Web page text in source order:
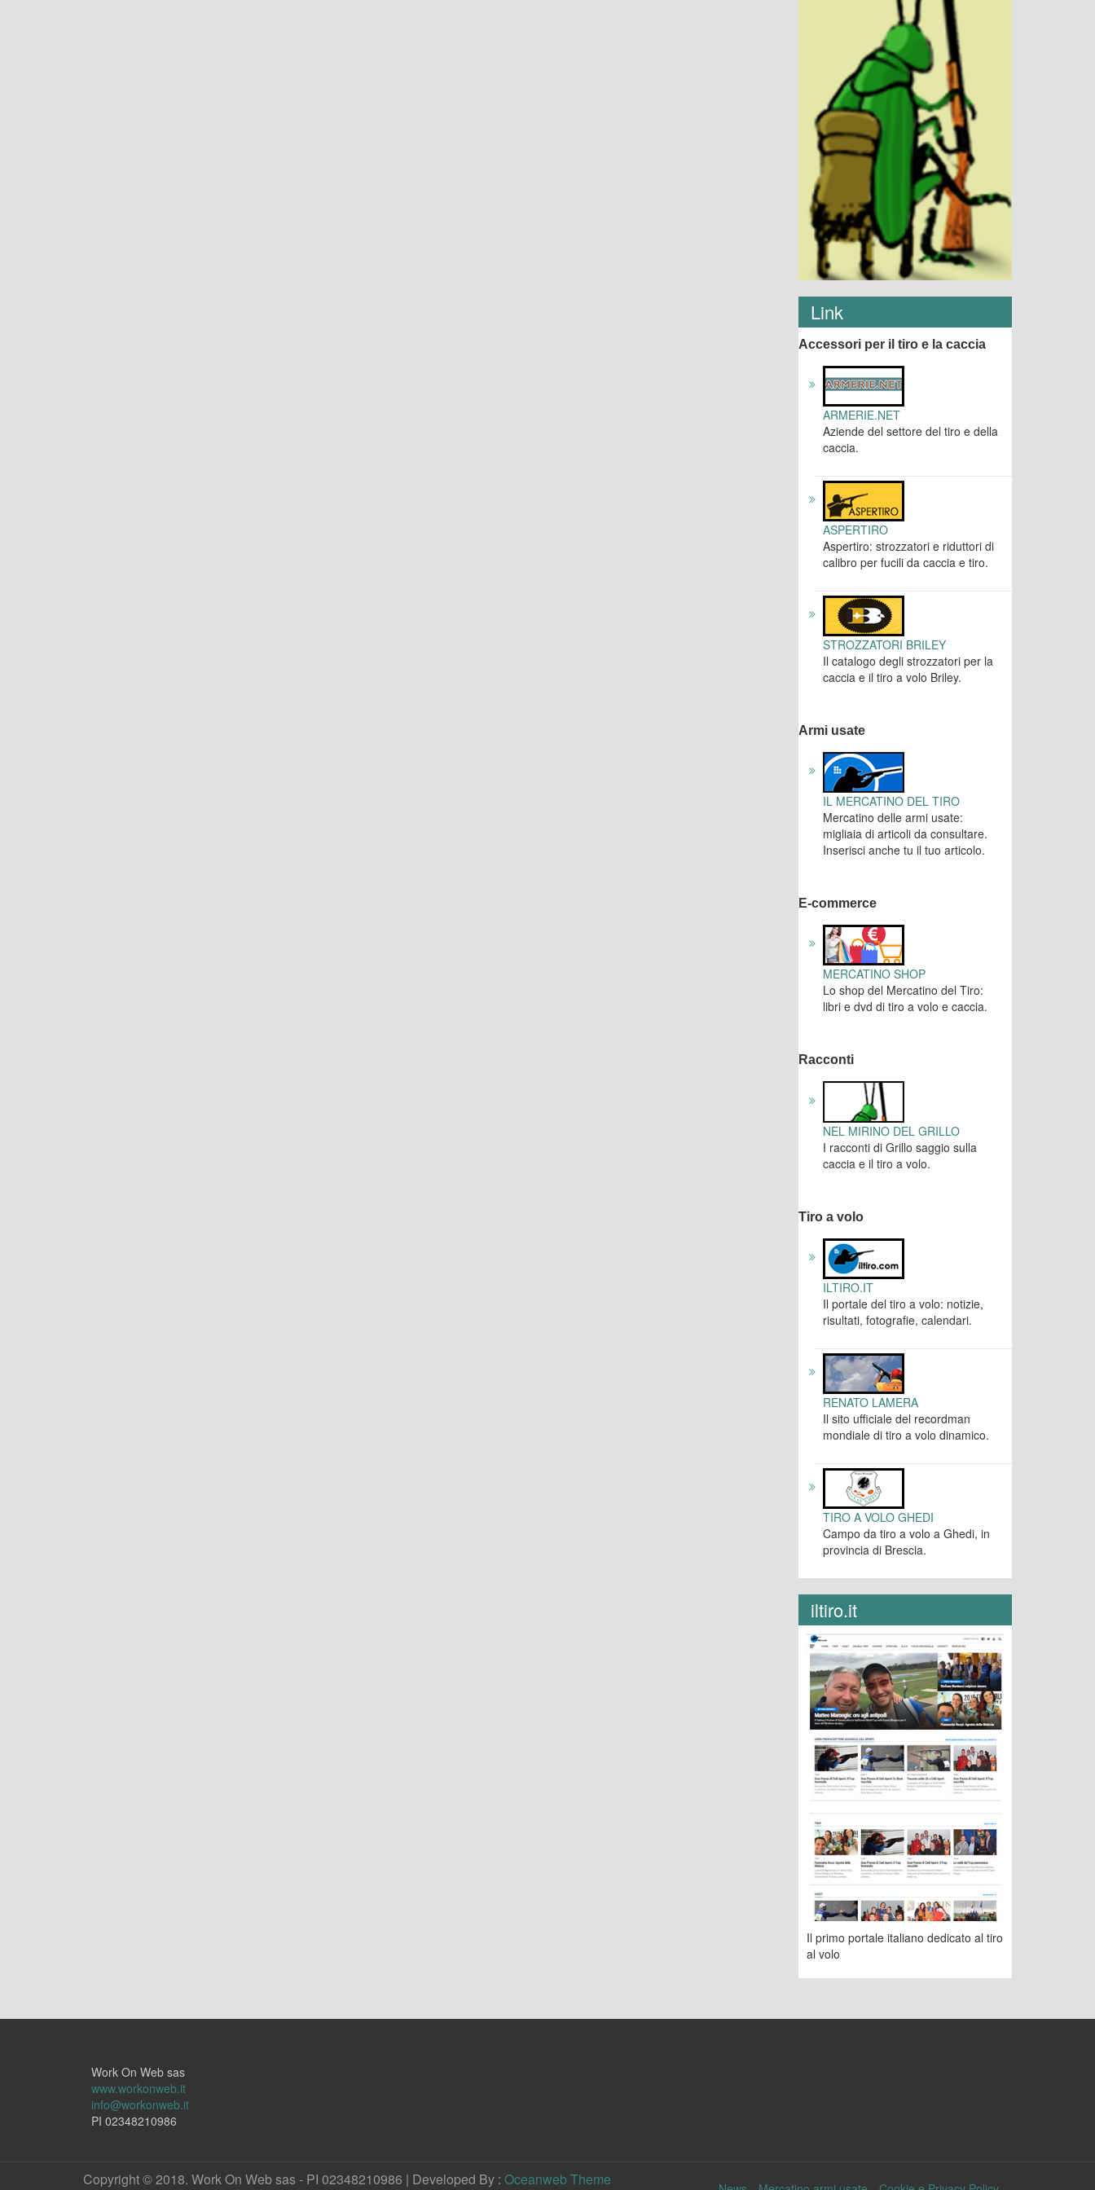
Link
Accessori per il tiro e la caccia
ARMERIE.NET
Aziende del settore del tiro e della
caccia.
ASPERTIRO
Aspertiro: strozzatori e riduttori di
calibro per fucili da caccia e tiro.
STROZZATORI BRILEY
Il catalogo degli strozzatori per la
caccia e il tiro a volo Briley.
Armi usate
IL MERCATINO DEL TIRO
Mercatino delle armi usate:
migliaia di articoli da consultare.
Inserisci anche tu il tuo articolo.
E-commerce
MERCATINO SHOP
Lo shop del Mercatino del Tiro:
libri e dvd di tiro a volo e caccia.
Racconti
NEL MIRINO DEL GRILLO
I racconti di Grillo saggio sulla
caccia e il tiro a volo.
Tiro a volo
ILTIRO.IT
Il portale del tiro a volo: notizie,
risultati, fotografie, calendari.
RENATO LAMERA
Il sito ufficiale del recordman
mondiale di tiro a volo dinamico.
TIRO A VOLO GHEDI
Campo da tiro a volo a Ghedi, in
provincia di Brescia.
iltiro.it
Il primo portale italiano dedicato al tiro
al volo
Work On Web sas
www.workonweb.it
info@workonweb.it
PI 02348210986
Copyright © 2018. Work On Web sas - PI 02348210986 | Developed By : Oceanweb Theme